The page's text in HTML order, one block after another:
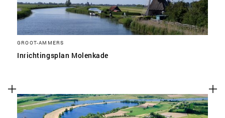
GROOT-AMMERS
Inrichtingsplan Molenkade